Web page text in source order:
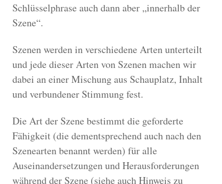
Schlüsselphrase auch dann aber „innerhalb der
Szene“.
Szenen werden in verschiedene Arten unterteilt
und jede dieser Arten von Szenen machen wir
dabei an einer Mischung aus Schauplatz, Inhalt
und verbundener Stimmung fest.
Die Art der Szene bestimmt die geforderte
Fähigkeit (die dementsprechend auch nach den
Szenearten benannt werden) für alle
Auseinandersetzungen und Herausforderungen
während der Szene (siehe auch Hinweis zu